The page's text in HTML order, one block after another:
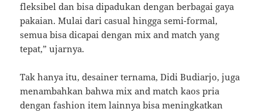
fleksibel dan bisa dipadukan dengan berbagai gaya
pakaian. Mulai dari casual hingga semi-formal,
semua bisa dicapai dengan mix and match yang
tepat,” ujarnya.
Tak hanya itu, desainer ternama, Didi Budiarjo, juga
menambahkan bahwa mix and match kaos pria
dengan fashion item lainnya bisa meningkatkan